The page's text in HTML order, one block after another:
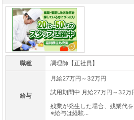
職種 調理師【正社員】
給与
月給27万円～32万円
試用期間中 月給27万円～32万
残業が発生した場合、残業代
※給与は経験...